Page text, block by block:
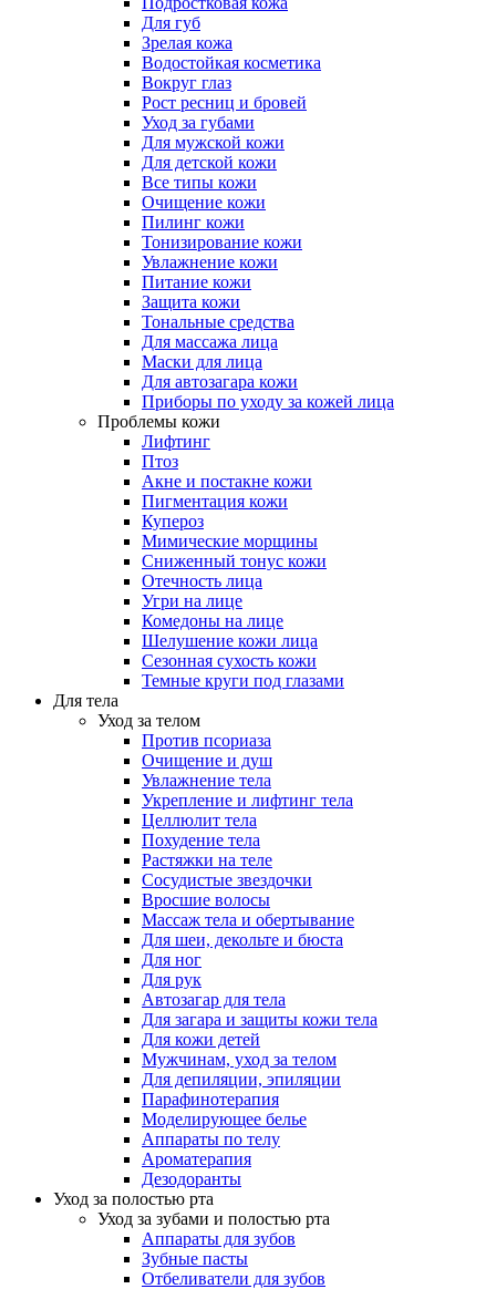
Для губ
Зрелая кожа
Водостойкая косметика
Вокруг глаз
Рост ресниц и бровей
Уход за губами
Для мужской кожи
Для детской кожи
Все типы кожи
Очищение кожи
Пилинг кожи
Тонизирование кожи
Увлажнение кожи
Питание кожи
Защита кожи
Тональные средства
Для массажа лица
Маски для лица
Для автозагара кожи
Приборы по уходу за кожей лица
Проблемы кожи
Лифтинг
Птоз
Акне и постакне кожи
Пигментация кожи
Купероз
Мимические морщины
Сниженный тонус кожи
Отечность лица
Угри на лице
Комедоны на лице
Шелушение кожи лица
Сезонная сухость кожи
Темные круги под глазами
Для тела
Уход за телом
Против псориаза
Очищение и душ
Увлажнение тела
Укрепление и лифтинг тела
Целлюлит тела
Похудение тела
Растяжки на теле
Сосудистые звездочки
Вросшие волосы
Массаж тела и обертывание
Для шеи, декольте и бюста
Для ног
Для рук
Автозагар для тела
Для загара и защиты кожи тела
Для кожи детей
Мужчинам, уход за телом
Для депиляции, эпиляции
Парафинотерапия
Моделирующее белье
Аппараты по телу
Ароматерапия
Дезодоранты
Уход за полостью рта
Уход за зубами и полостью рта
Аппараты для зубов
Зубные пасты
Отбеливатели для зубов